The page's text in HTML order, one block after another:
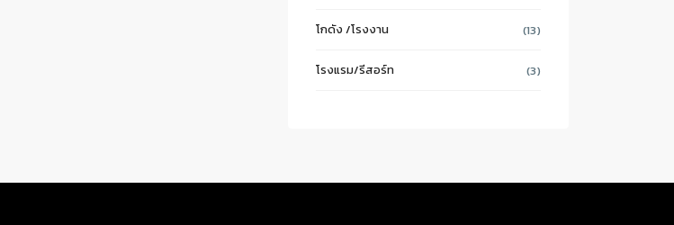
โกดัง /โรงงาน (13)
โรงแรม/รีสอร์ท (3)